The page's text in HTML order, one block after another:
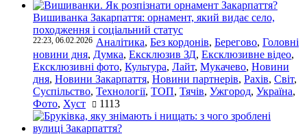
Вишиванка Закарпаття: орнамент, який видає село,
походження і соціальний статус
22:23, 06.02.2026 Аналітика, Без кордонів, Берегово, Головні
новини дня, Думка, Ексклюзив ЗД, Ексклюзивне відео,
Ексклюзивні фото, Культура, Лайт, Мукачево, Новини
дня, Новини Закарпаття, Новини партнерів, Рахів, Світ,
Суспільство, Технології, ТОП, Тячів, Ужгород, Україна,
Фото, Хуст 1113